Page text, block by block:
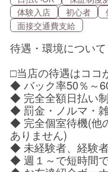
体験入店
初心者
面接交通費支給
待遇・環境について
□当店の待遇はココ
◆ バック率50％～
◆ 完全全額日払い制
◆ 罰金・ノルマ・
◆ 完全個室待機(他
ありません)
◆ 未経験者、経験
◆ 週１～で短時間